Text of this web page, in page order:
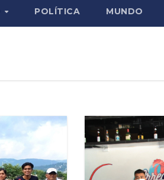
POLÍTICA MUNDO